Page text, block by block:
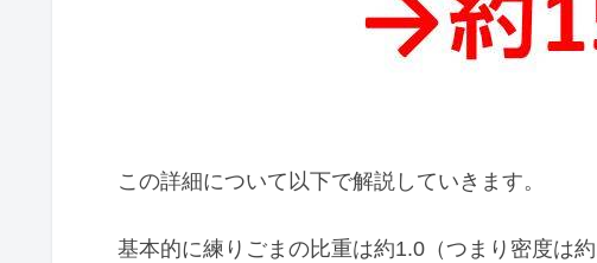
この詳細について以下で解説していきます。
基本的に練りごまの比重は約1.0（つまり密度は